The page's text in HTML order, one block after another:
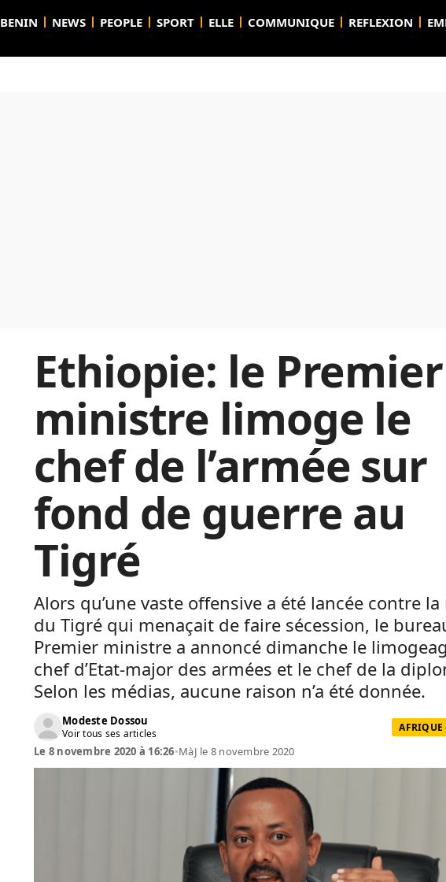
BENIN NEWS PEOPLE SPORT ELLE COMMUNIQUE REFLEXION
Ethiopie: le Premier
ministre limoge le
chef de l’armée sur
fond de guerre au
Tigré
Alors qu’une vaste offensive a été lancée contre
du Tigré qui menaçait de faire sécession, le
Premier ministre a annoncé dimanche le
chef d’Etat-major des armées et le chef de la
Selon les médias, aucune raison n’a été donnée.
Modeste Dossou
Voir tous ses articles AFRIQUE
Le 8 novembre 2020 à 16:26•MàJ le 8 novembre 2020